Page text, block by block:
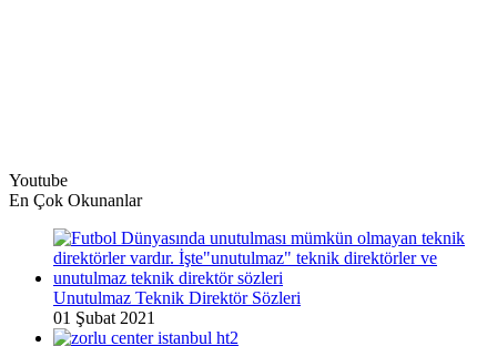
Youtube
En Çok Okunanlar
Unutulmaz Teknik Direktör Sözleri
01 Şubat 2021